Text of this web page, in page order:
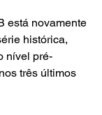
está novamente
histórica,
nível pré-
três últimos